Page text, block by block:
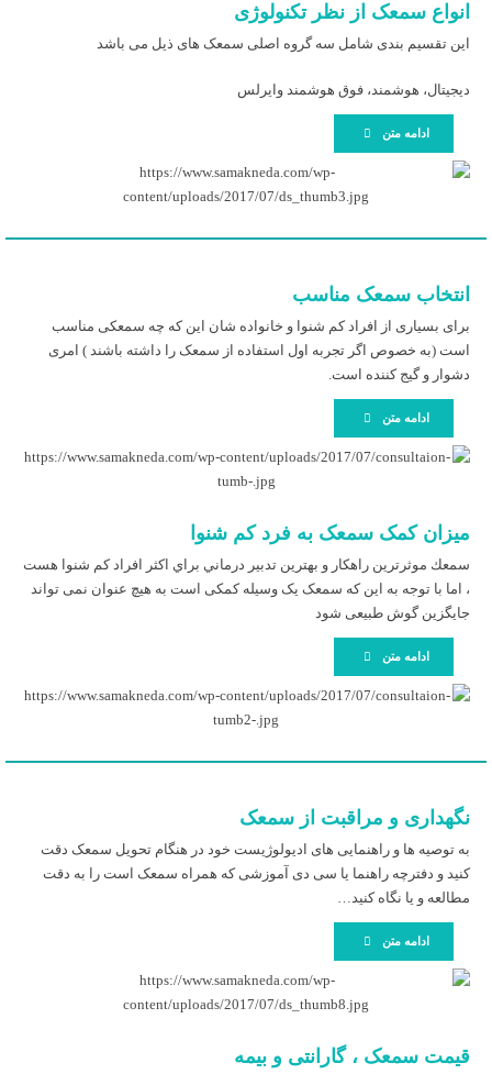
انواع سمعک از نظر تکنولوژی
این تقسیم بندی شامل سه گروه اصلی سمعک های ذیل می باشد
دیجیتال، هوشمند، فوق هوشمند وایرلس
ادامه متن
انتخاب سمعک مناسب
برای بسیاری از افراد کم شنوا و خانواده شان این که چه سمعکی مناسب
است (به خصوص اگر تجربه اول استفاده از سمعک را داشته باشند ) امری
دشوار و گیج کننده است.
ادامه متن
میزان کمک سمعک به فرد کم شنوا
سمعك موثرترين راهكار و بهترين تدبير درماني براي اكثر افراد كم شنوا هست
، اما با توجه به این که سمعک یک وسیله کمکی است به هیچ عنوان نمی تواند
جایگزین گوش طبیعی شود
ادامه متن
نگهداری و مراقبت از سمعک
به توصیه ها و راهنمایی های ادیولوژیست خود در هنگام تحویل سمعک دقت
کنید و دفترچه راهنما یا سی دی آموزشی که همراه سمعک است را به دقت
مطالعه و یا نگاه کنید…
ادامه متن
قیمت سمعک ، گارانتی و بیمه